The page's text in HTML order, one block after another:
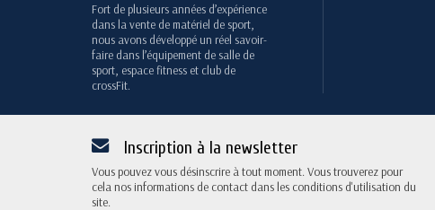
Fort de plusieurs années d’expérience
dans la vente de matériel de sport,
nous avons développé un réel savoir-
faire dans l’équipement de salle de
sport, espace fitness et club de
crossFit.
Inscription à la newsletter
Vous pouvez vous désinscrire à tout moment. Vous trouverez pour
cela nos informations de contact dans les conditions d'utilisation du
site.